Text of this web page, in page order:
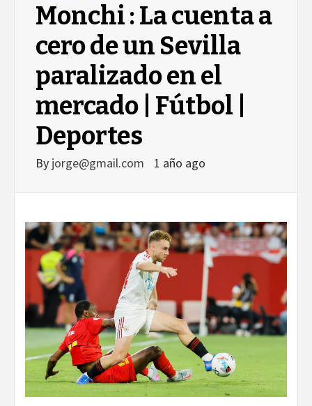
Monchi : La cuenta a
cero de un Sevilla
paralizado en el
mercado | Fútbol |
Deportes
By jorge@gmail.com 1 año ago